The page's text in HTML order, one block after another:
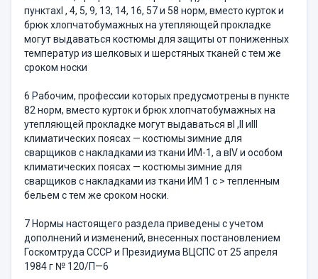
пунктахI , 4, 5, 9, 13, 14, 16, 57 и 58 норм, вместо курток и
брюк хлопчатобумажных на утепляющей прокладке
могут выдаваться костюмы для защиты от пониженных
температур из шелковых и шерстяных тканей с тем же
сроком носки
6 Рабочим, профессии которых предусмотрены в пункте
82 норм, вместо курток и брюк хлопчатобумажных на
утепляющей прокладке могут выдаваться вI ,II иIII
климатических поясах — костюмы зимние для
сварщиков с накладками из ткани ИМ-1, а вIV и осо­бом
климатических поясах — костюмы зимние для
сварщиков с на­кладками из ткани ИМ 1 с > тепленным
бельем с тем же сроком носки.
7 Нормы настоящего раздела приведены с учетом
дополнений и изменений, внесенных постановлением
Госкомтруда СССР и Президиу­ма ВЦСПС от 25 апреля
1984 г № 120/П—6